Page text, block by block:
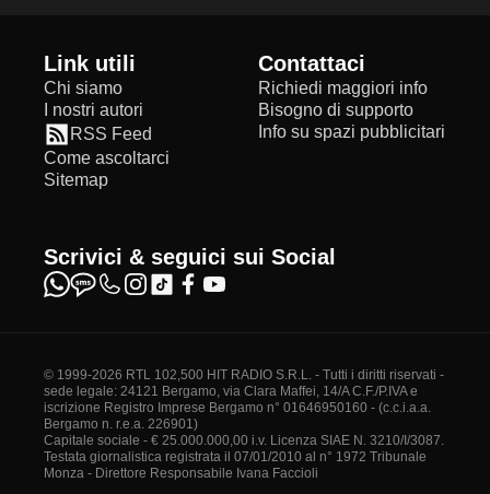
Link utili
Chi siamo
I nostri autori
RSS Feed
Come ascoltarci
Sitemap
Contattaci
Richiedi maggiori info
Bisogno di supporto
Info su spazi pubblicitari
Scrivici & seguici sui Social
© 1999-2026 RTL 102,500 HIT RADIO S.R.L. - Tutti i diritti riservati -
sede legale: 24121 Bergamo, via Clara Maffei, 14/A C.F./P.IVA e
iscrizione Registro Imprese Bergamo n° 01646950160 - (c.c.i.a.a.
Bergamo n. r.e.a. 226901)
Capitale sociale - € 25.000.000,00 i.v. Licenza SIAE N. 3210/I/3087.
Testata giornalistica registrata il 07/01/2010 al n° 1972 Tribunale
Monza - Direttore Responsabile Ivana Faccioli